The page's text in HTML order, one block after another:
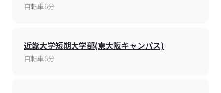
自転車6分
近畿大学短期大学部(東大阪キャンパス)
自転車6分